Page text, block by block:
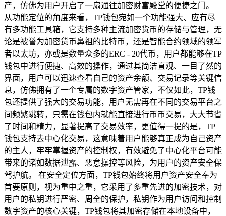
产，仿佛为用户开启了一扇通往加密财富殿堂的便捷之门。
从功能定位的角度来看，TP钱包宛如一个功能强大、应有尽
有多功能工具箱，它支持多种主流加密货币的存储与管理，无
论是被誉为加密货币鼻祖的比特币，还是智能合约领域的领军
者以太坊，亦或是数量众多的ERC - 20代币，用户都能够在TP
钱包中进行便捷、高效的操作，通过其简洁直观、一目了然的
界面，用户可以迅速查看自己的资产余额、交易记录等关键信
息，仿佛拥有了一个专属的数字资产管家，不仅如此，TP钱
包还提供了强大的交易功能，用户无需再在不同的交易平台之
间频繁跳转，只需在钱包内就能直接进行币币交易，大大节省
了时间和精力，显著提高了交易效率，更值得一提的是，TP
钱包支持去中心化交易，这意味着用户能够真正成为自己资产
的主人，牢牢掌握资产的控制权，有效避免了中心化平台可能
带来的诸如数据泄露、恶意操控等风险，为用户的资产安全保
驾护航。 在安全定位方面，TP钱包始终将用户资产安全奉为
首要原则，视为重中之重，它采用了多重先进的加密技术，对
用户的私钥进行严密、周全的保护，私钥作为用户访问和控制
数字资产的核心关键，TP钱包将其加密存储在本地设备中，